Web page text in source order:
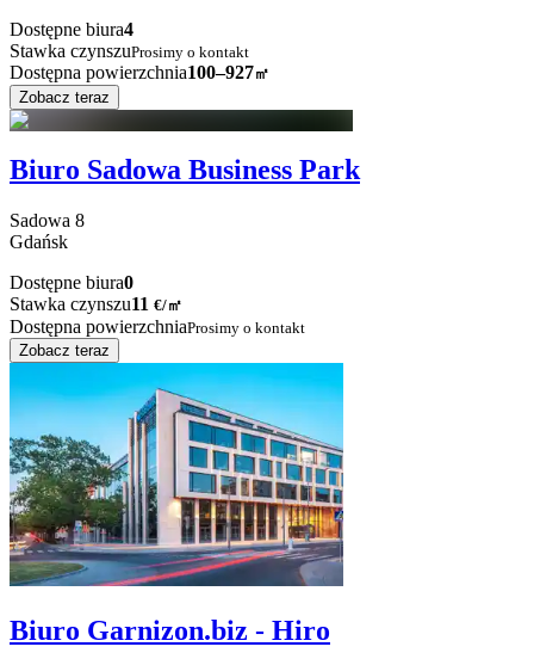
Dostępne biura4
Stawka czynszuProsimy o kontakt
Dostępna powierzchnia100–927㎡
Zobacz teraz
Biuro Sadowa Business Park
Sadowa 8
Gdańsk
Dostępne biura0
Stawka czynszu11 €/㎡
Dostępna powierzchniaProsimy o kontakt
Zobacz teraz
Biuro Garnizon.biz - Hiro